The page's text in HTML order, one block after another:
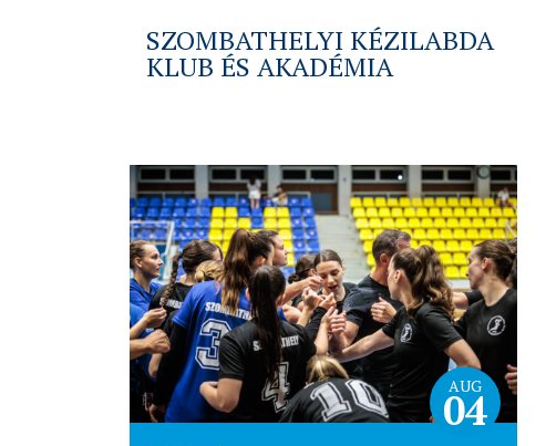
SZOMBATHELYI KÉZILABDA
KLUB ÉS AKADÉMIA
AUG
04